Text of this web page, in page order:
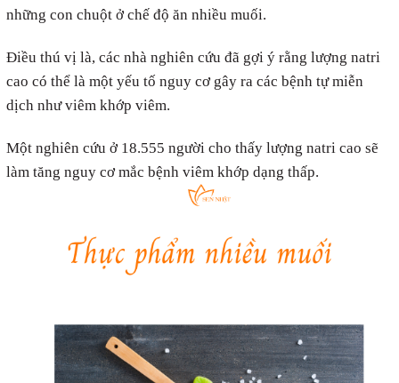
những con chuột ở chế độ ăn nhiều muối.
Điều thú vị là, các nhà nghiên cứu đã gợi ý rằng lượng natri
cao có thể là một yếu tố nguy cơ gây ra các bệnh tự miễn
dịch như viêm khớp viêm.
Một nghiên cứu ở 18.555 người cho thấy lượng natri cao sẽ
làm tăng nguy cơ mắc bệnh viêm khớp dạng thấp.